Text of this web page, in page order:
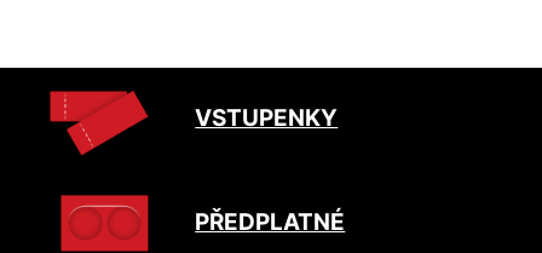
VSTUPENKY
PŘEDPLATNÉ